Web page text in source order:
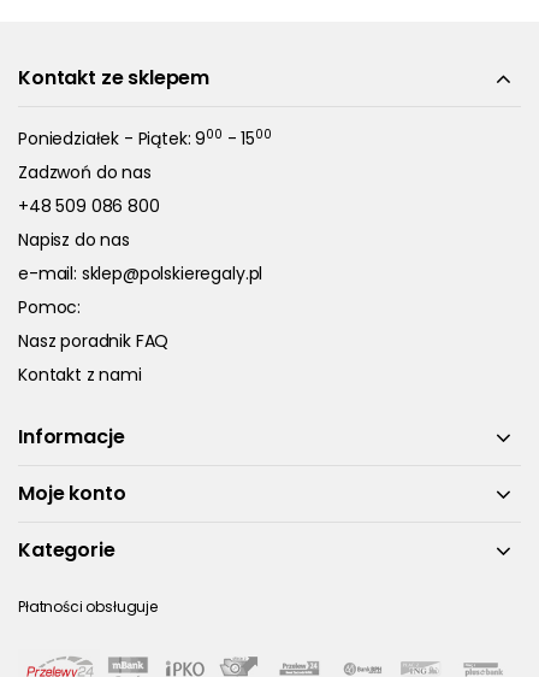
Kontakt ze sklepem
Poniedziałek - Piątek: 900 - 1500
Zadzwoń do nas
+48 509 086 800
Napisz do nas
e-mail: sklep@polskieregaly.pl
Pomoc:
Nasz poradnik FAQ
Kontakt z nami
Informacje
Moje konto
Kategorie
Płatności obsługuje